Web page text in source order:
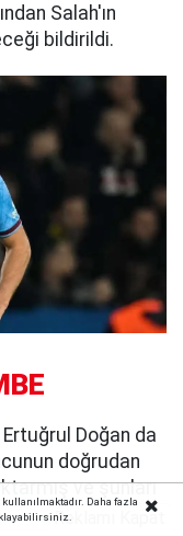
Salah'ın
bildirildi.
Ertuğrul Doğan da
doğrudan
ve şunları
kullanılmaktadır. Daha fazla
Reklamı Kapat